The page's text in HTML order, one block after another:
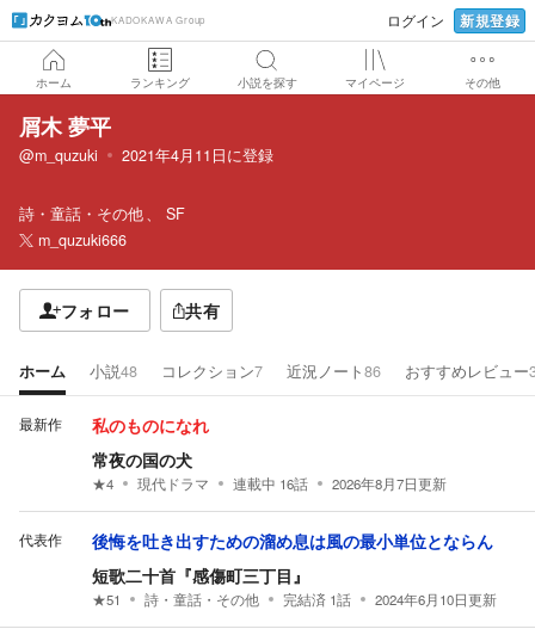
KADOKAWA Group ログイン 新規登録
ホーム ランキング 小説を探す マイページ その他
屑木 夢平
@m_quzuki 2021年4月11日に登録
詩・童話・その他
SF
m_quzuki666
フォロー 共有
ホーム 小説48 コレクション7 近況ノート86 おすすめレビュー
最新作 私のものになれ
常夜の国の犬
★4 現代ドラマ 連載中 16話 2026年8月7日更新
代表作 後悔を吐き出すための溜め息は風の最小単位とならん
短歌二十首『感傷町三丁目』
★51 詩・童話・その他 完結済 1話 2024年6月10日更新